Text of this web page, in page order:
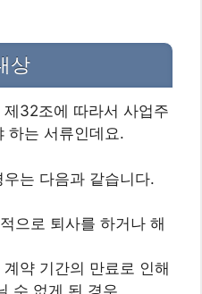
상
32조에 따라서 사업주
하는 서류인데요.
는 다음과 같습니다.
으로 퇴사를 하거나 해
약 기간의 만료로 인해